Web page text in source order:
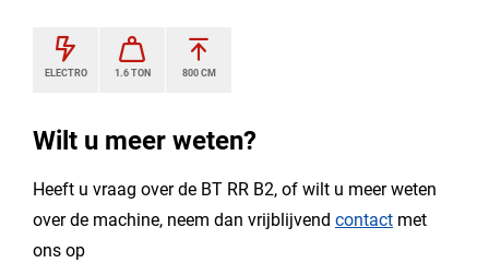
ELECTRO 1.6 TON 800 CM
Wilt u meer weten?
Heeft u vraag over de BT RR B2, of wilt u meer weten
over de machine, neem dan vrijblijvend contact met
ons op